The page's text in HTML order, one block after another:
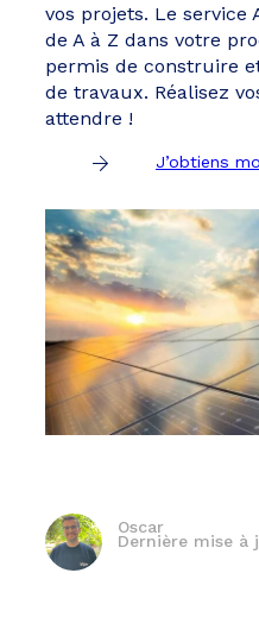
vos projets. Le service
de A à Z dans votre
permis de construire
de travaux. Réalisez
attendre !
J’obtiens
Oscar
Dernière mise à